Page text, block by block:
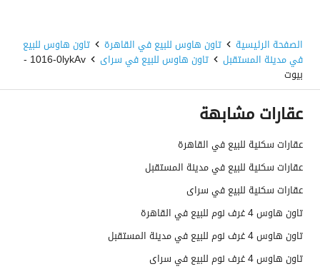
الصفحة الرئيسية تاون هاوس للبيع في القاهرة تاون هاوس للبيع
في مدينة المستقبل تاون هاوس للبيع في سراى 1016-0lykAv -
بيوت
عقارات مشابهة
عقارات سكنية للبيع في القاهرة
عقارات سكنية للبيع في مدينة المستقبل
عقارات سكنية للبيع في سراى
تاون هاوس 4 غرف نوم للبيع في القاهرة
تاون هاوس 4 غرف نوم للبيع في مدينة المستقبل
تاون هاوس 4 غرف نوم للبيع في سراى